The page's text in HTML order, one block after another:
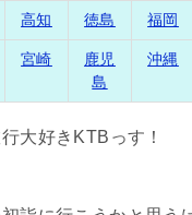
高知 徳島 福岡
宮崎
鹿児
島
沖縄
大好きKTBっす！